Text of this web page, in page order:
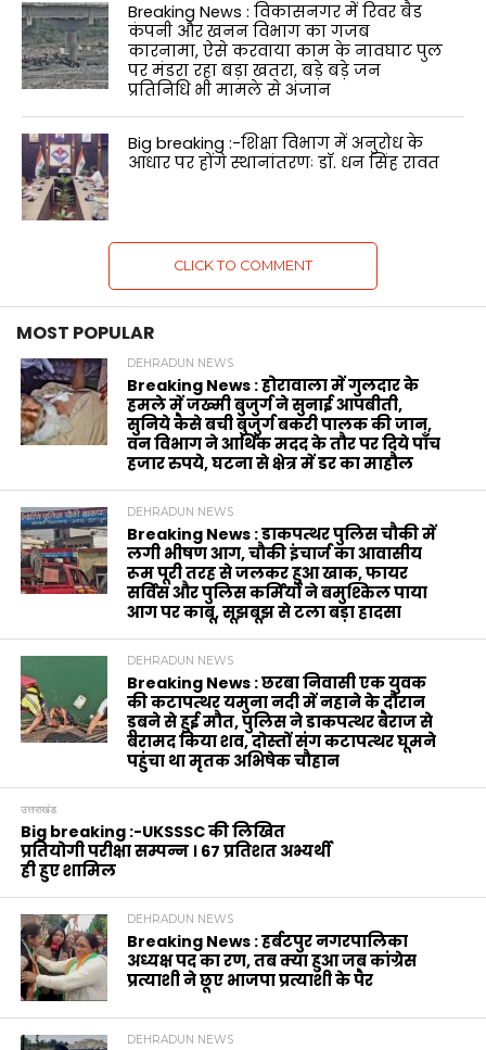
Breaking News : विकासनगर में रिवर बैड
कंपनी और खनन विभाग का गजब
कारनामा, ऐसे करवाया काम के नावघाट पुल
पर मंडरा रहा बड़ा खतरा, बड़े बड़े जन
प्रतिनिधि भी मामले से अंजान
Big breaking :-शिक्षा विभाग में अनुरोध के
आधार पर होंगे स्थानांतरणः डाॅ. धन सिंह रावत
CLICK TO COMMENT
MOST POPULAR
DEHRADUN NEWS
Breaking News : होरावाला में गुलदार के
हमले में जख्मी बुजुर्ग ने सुनाई आपबीती,
सुनिये कैसे बची बुजुर्ग बकरी पालक की जान,
वन विभाग ने आर्थिक मदद के‌ तौर पर दिये पाँच
हजार रुपये, घटना से क्षेत्र में डर का माहौल
DEHRADUN NEWS
Breaking News : डाकपत्थर पुलिस चौकी में
लगी भीषण आग, चौकी इंचार्ज का आवासीय
रूम पूरी तरह से जलकर हुआ खाक, फायर
सर्विस और पुलिस कर्मियों ने बमुश्किल पाया
आग पर काबू, सूझबूझ से टला बड़ा हादसा
DEHRADUN NEWS
Breaking News : छरबा निवासी एक युवक
की कटापत्थर यमुना नदी में नहाने के दौरान
डूबने से हुई मौत, पुलिस ने डाकपत्थर बैराज से
बरामद किया शव, दोस्तों संग कटापत्थर घूमने
पहुंचा था मृतक अभिषेक चौहान
उत्तराखंड
Big breaking :-UKSSSC की लिखित
प्रतियोगी परीक्षा सम्पन्न । 67 प्रतिशत अभ्यर्थी
ही हुए शामिल
DEHRADUN NEWS
Breaking News : हर्बटपुर नगरपालिका
अध्यक्ष पद का रण, तब क्या हुआ जब कांग्रेस
प्रत्याशी ने छूए भाजपा प्रत्याशी के पैर
DEHRADUN NEWS